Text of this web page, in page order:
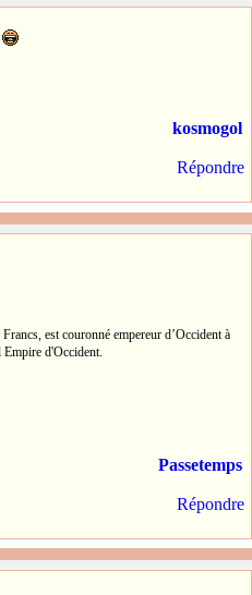
kosmogol
Répondre
est couronné empereur d’Occident à
d'Occident.
Passetemps
Répondre